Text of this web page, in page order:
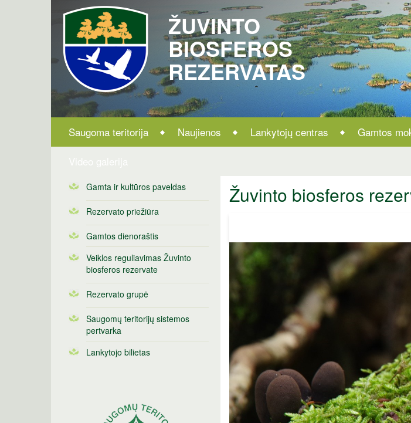
ŽUVINTO
BIOSFEROS
REZERVATAS
Saugoma teritorija Naujienos Lankytojų centras Gamtos
Gamta ir kultūros paveldas
Rezervato priežiūra
Gamtos dienoraštis
Veiklos reguliavimas Žuvinto
biosferos rezervate
Rezervato grupė
Saugomų teritorijų sistemos
pertvarka
Lankytojo bilietas
Žuvinto biosferos